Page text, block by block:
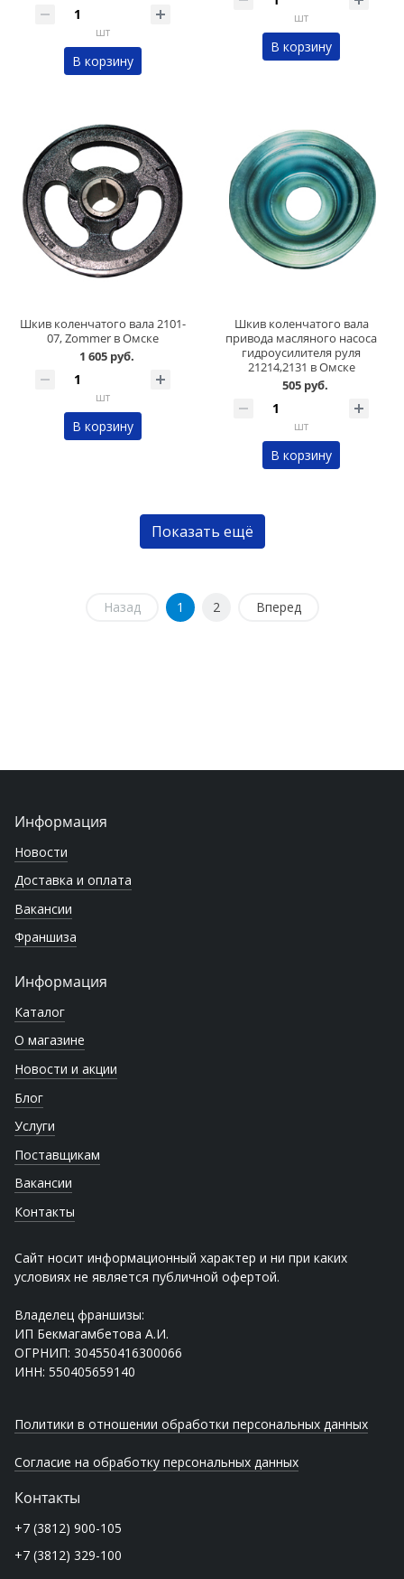
шт
В корзину
шт
В корзину
Шкив коленчатого вала 2101-
07, Zommer в Омске
1 605 руб.
шт
В корзину
Шкив коленчатого вала
привода масляного насоса
гидроусилителя руля
21214,2131 в Омске
505 руб.
шт
В корзину
Показать ещё
Назад 1 2 Вперед
Информация
Новости
Доставка и оплата
Вакансии
Франшиза
Информация
Каталог
О магазине
Новости и акции
Блог
Услуги
Поставщикам
Вакансии
Контакты
Сайт носит информационный характер и ни при каких
условиях не является публичной офертой.
Владелец франшизы:
ИП Бекмагамбетова А.И.
ОГРНИП: 304550416300066
ИНН: 550405659140
Политики в отношении обработки персональных данных
Согласие на обработку персональных данных
Контакты
+7 (3812) 900-105
+7 (3812) 329-100